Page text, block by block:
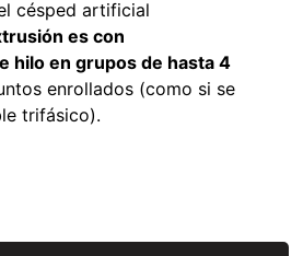
césped artificial
es con
hilo en grupos de hasta 4
enrollados (como si se
trifásico).